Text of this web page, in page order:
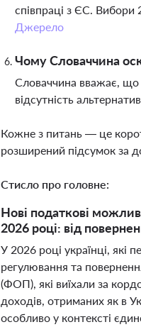
співпраці з ЄС. Вибори
Джерело
Чому Словаччина
Словаччина вважає, що
відсутність
Кожне з питань — це
розширений підсумок за
Стисло про головне:
Нові податкові
2026 році: від
У 2026 році українці,
регулювання та
(ФОП), які виїхали за
доходів, отриманих як в
особливо у контексті